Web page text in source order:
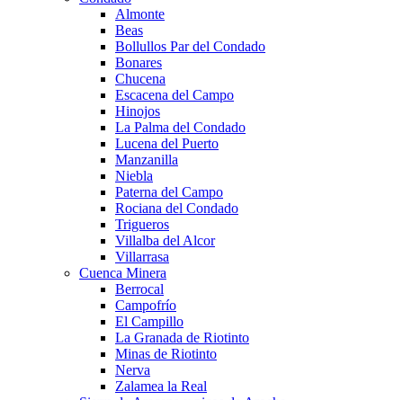
Almonte
Beas
Bollullos Par del Condado
Bonares
Chucena
Escacena del Campo
Hinojos
La Palma del Condado
Lucena del Puerto
Manzanilla
Niebla
Paterna del Campo
Rociana del Condado
Trigueros
Villalba del Alcor
Villarrasa
Cuenca Minera
Berrocal
Campofrío
El Campillo
La Granada de Riotinto
Minas de Riotinto
Nerva
Zalamea la Real